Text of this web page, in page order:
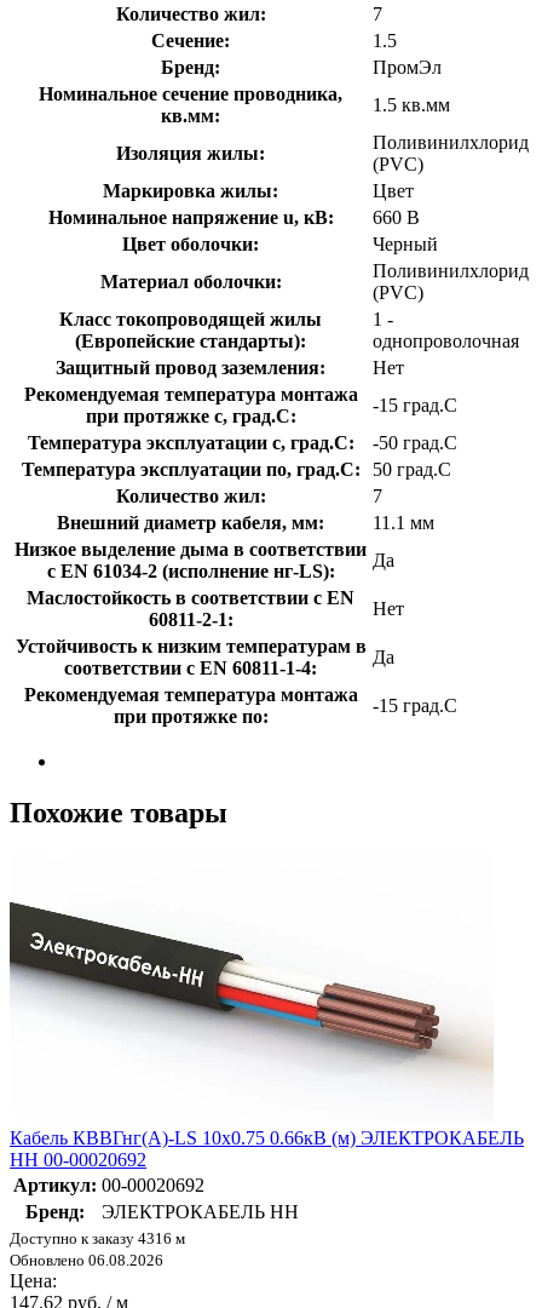
Количество жил:
7
Сечение:
1.5
Бренд:
ПромЭл
Номинальное сечение проводника,
кв.мм:
1.5 кв.мм
Изоляция жилы:
Поливинилхлорид
(PVC)
Маркировка жилы:
Цвет
Номинальное напряжение u, кВ:
660 В
Цвет оболочки:
Черный
Материал оболочки:
Поливинилхлорид
(PVC)
Класс токопроводящей жилы
(Европейские стандарты):
1 -
однопроволочная
Защитный провод заземления:
Нет
Рекомендуемая температура монтажа
при протяжке с, град.C:
-15 град.C
Температура эксплуатации с, град.C:
-50 град.C
Температура эксплуатации по, град.C:
50 град.C
Количество жил:
7
Внешний диаметр кабеля, мм:
11.1 мм
Низкое выделение дыма в соответствии
с EN 61034-2 (исполнение нг-LS):
Да
Маслостойкость в соответствии с EN
60811-2-1:
Нет
Устойчивость к низким температурам в
соответствии с EN 60811-1-4:
Да
Рекомендуемая температура монтажа
при протяжке по:
-15 град.C
Похожие товары
Кабель КВВГнг(А)-LS 10х0.75 0.66кВ (м) ЭЛЕКТРОКАБЕЛЬ
НН 00-00020692
Артикул: 00-00020692
Бренд:
ЭЛЕКТРОКАБЕЛЬ НН
Доступно к заказу 4316 м
Обновлено 06.08.2026
Цена:
147.62 руб. / м